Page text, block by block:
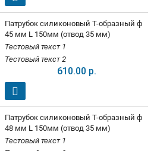
Патрубок силиконовый Т-образный ф
45 мм L 150мм (отвод 35 мм)
Тестовый текст 1
Тестовый текст 2
610.00 р.
Патрубок силиконовый Т-образный ф
48 мм L 150мм (отвод 35 мм)
Тестовый текст 1